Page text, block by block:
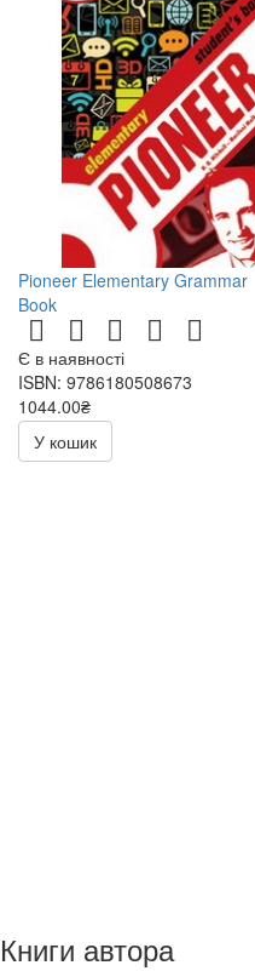
Pioneer Elementary Grammar
Book
Є в наявності
ISBN: 9786180508673
1044.00₴
У кошик
Книги автора